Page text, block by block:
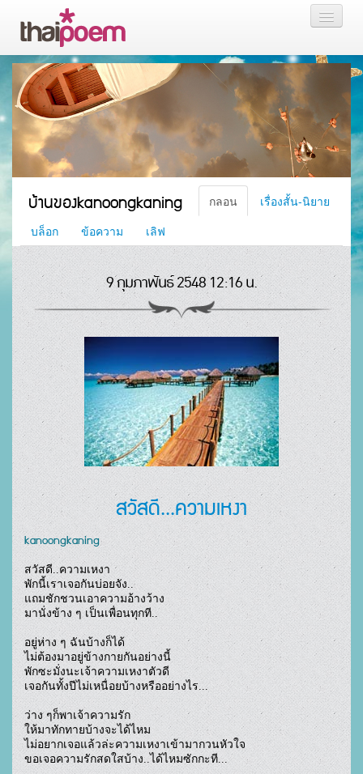
หน้าแรก
กลอน
เรื่องสั้น นิยาย
บล็อก
สมาชิก
หน้าส่วนตัว
บ้านของkanoongkaning กลอน
เรื่องสั้น-นิยาย
บล็อก
ข้อความ เลิฟ
9 กุมภาพันธ์ 2548 12:16 น.
สวัสดี...ความเหงา
kanoongkaning
สวัสดี..ความเหงา
พักนี้เราเจอกันบ่อยจัง..
แถมชักชวนเอาความอ้างว้าง
มานั่งข้าง ๆ เป็นเพื่อนทุกที..
อยู่ห่าง ๆ ฉันบ้างก็ได้
ไม่ต้องมาอยู่ข้างกายกันอย่างนี้
พักซะมั่งนะเจ้าความเหงาตัวดี
เจอกันทั้งปีไม่เหนื่อยบ้างหรืออย่างไร...
ว่าง ๆก็พาเจ้าความรัก
ให้มาทักทายบ้างจะได้ไหม
ไม่อยากเจอแล้วล่ะความเหงาเข้ามากวนหัวใจ
ขอเจอความรักสดใสบ้าง..ได้ไหมซักกะที...